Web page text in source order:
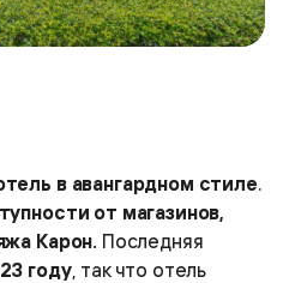
в авангардном стиле.
от магазинов,
Карон. Последняя
году, так что отель